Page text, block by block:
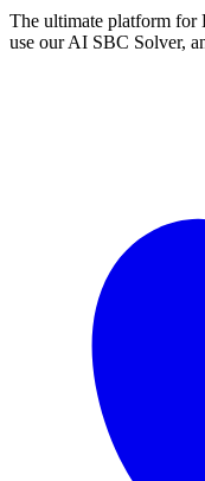
The ultimate platform for
use our AI SBC Solver,